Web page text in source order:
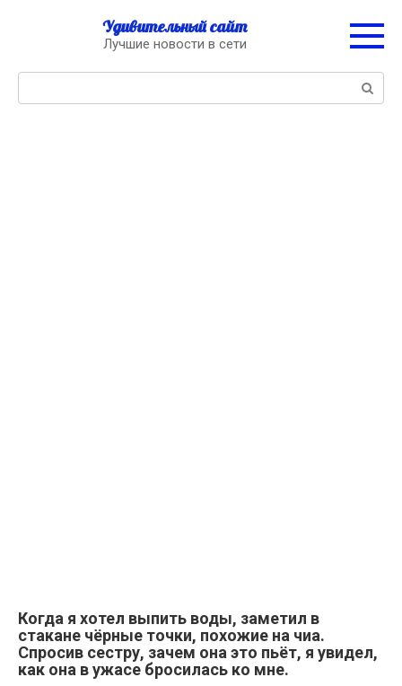
Удивительный сайт
Лучшие новости в сети
Когда я хотел выпить воды, заметил в
стакане чёрные точки, похожие на чиа.
Спросив сестру, зачем она это пьёт, я увидел,
как она в ужасе бросилась ко мне.